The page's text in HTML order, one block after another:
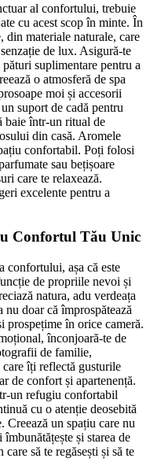
al confortului, trebuie
cu acest scop în minte. În
din materiale naturale, care
de lux. Asigură-te
suplimentare pentru a
o atmosferă de spa
moi și accesorii
suport de cadă pentru
baie într-un ritual de
din casă. Aromele
confortabil. Poți folosi
sau bețișoare
care te relaxează.
excelente pentru a
Confortul Tău Unic
confortului, așa că este
de propriile nevoi și
natura, adu verdeața
nu doar că împrospătează
prospețime în orice cameră.
înconjoară-te de
de familie,
îți reflectă gusturile
de confort și apartenență.
un refugiu confortabil
cu o atenție deosebită
Creează un spațiu care nu
și starea de
să te regăsești și să te